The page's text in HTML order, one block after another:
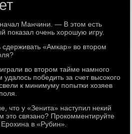
Манчини. — В этом есть
показал очень хорошую игру.
«Амкар» во втором
во втором тайме намного
победить за счет высокого
к минимуму попытки хозяев
что у «Зенита» наступил некий
это связано? Прокомментируйте
в «Рубин».